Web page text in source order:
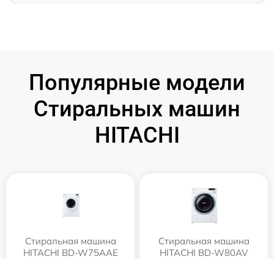
Популярные модели
Стиральных машин
HITACHI
Стиральная машина
HITACHI BD-W75AAE
Стиральная машина
HITACHI BD-W80AV